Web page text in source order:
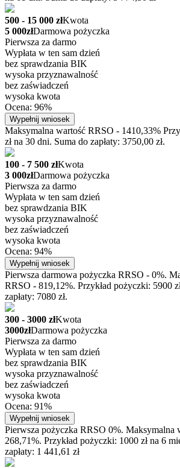
500 - 15 000 złKwota
5 000złDarmowa pożyczka
Pierwsza za darmo
Wypłata w ten sam dzień
bez sprawdzania BIK
wysoka przyznawalność
bez zaświadczeń
wysoka kwota
Ocena: 96%
Wypełnij wniosek
Maksymalna wartość RRSO - 1410,33%
zł na 30 dni. Suma do zapłaty: 3750,00 zł.
100 - 7 500 złKwota
3 000złDarmowa pożyczka
Pierwsza za darmo
Wypłata w ten sam dzień
bez sprawdzania BIK
wysoka przyznawalność
bez zaświadczeń
wysoka kwota
Ocena: 94%
Wypełnij wniosek
Pierwsza darmowa pożyczka RRSO - 0%.
RRSO - 819,12%. Przykład pożyczki: 5900
zapłaty: 7080 zł.
300 - 3000 złKwota
3000złDarmowa pożyczka
Pierwsza za darmo
Wypłata w ten sam dzień
bez sprawdzania BIK
wysoka przyznawalność
bez zaświadczeń
wysoka kwota
Ocena: 91%
Wypełnij wniosek
Pierwsza pożyczka RRSO 0%. Maksymalna
268,71%. Przykład pożyczki: 1000 zł na 6
zapłaty: 1 441,61 zł